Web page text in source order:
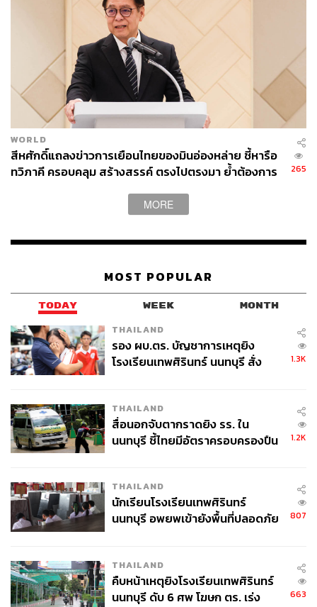
WORLD
สีหศักดิ์แถลงข่าวการเยือนไทยของมินอ่องหล่าย ชี้หารือ
ทวิภาคี ครอบคลุม สร้างสรรค์ ตรงไปตรงมา ย้ำต้องการ
265
MORE
MOST POPULAR
TODAY WEEK MONTH
THAILAND
รอง ผบ.ตร. บัญชาการเหตุยิง
โรงเรียนเทพศิรินทร์ นนทบุรี สั่ง
1.3K
THAILAND
สื่อนอกจับตากราดยิง รร. ใน
นนทบุรี ชี้ไทยมีอัตราครอบครองปืน
1.2K
THAILAND
นักเรียนโรงเรียนเทพศิรินทร์
นนทบุรี อพยพเข้ายังพื้นที่ปลอดภัย
807
THAILAND
คืบหน้าเหตุยิงโรงเรียนเทพศิรินทร์
นนทบุรี ดับ 6 ศพ โฆษก ตร. เร่ง
663